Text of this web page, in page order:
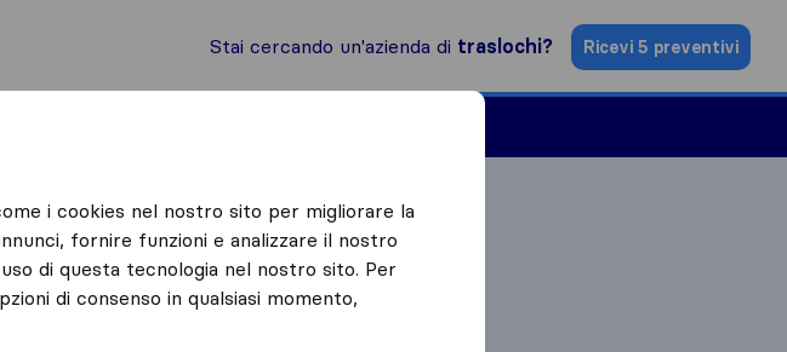
Stai cercando un'azienda di traslochi? Ricevi 5 preventivi
i cookies nel nostro sito per migliorare la
fornire funzioni e analizzare il nostro
di questa tecnologia nel nostro sito. Per
di consenso in qualsiasi momento,